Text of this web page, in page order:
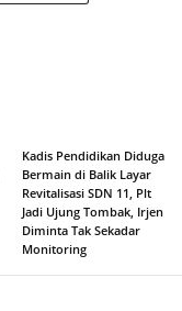
Kadis Pendidikan Diduga
Bermain di Balik Layar
Revitalisasi SDN 11, Plt
Jadi Ujung Tombak, Irjen
Diminta Tak Sekadar
Monitoring